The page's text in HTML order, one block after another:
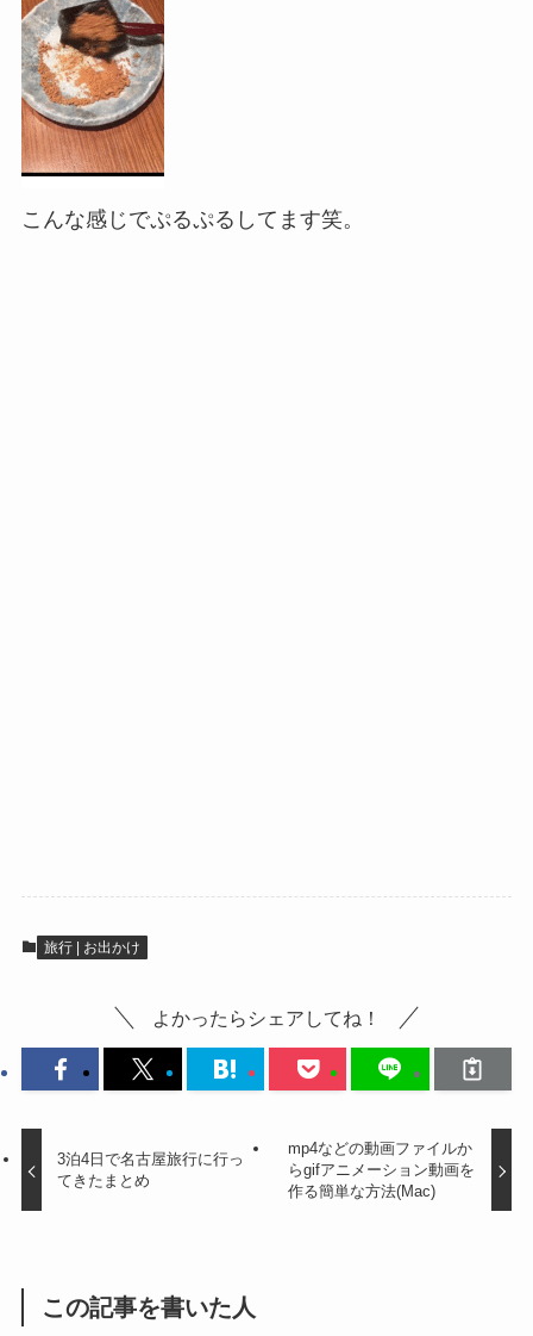
こんな感じでぷるぷるしてます笑。
旅行 | お出かけ
よかったらシェアしてね！
3泊4日で名古屋旅行に行っ
てきたまとめ
mp4などの動画ファイルか
らgifアニメーション動画を
作る簡単な方法(Mac)
この記事を書いた人